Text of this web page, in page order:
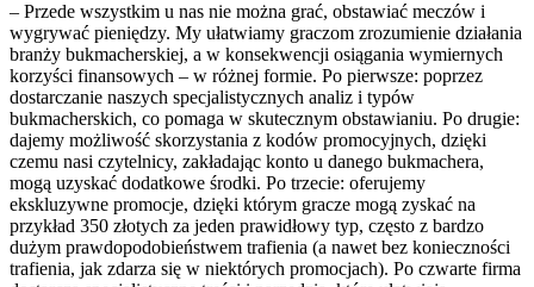
– Przede wszystkim u nas nie można grać, obstawiać meczów i
wygrywać pieniędzy. My ułatwiamy graczom zrozumienie działania
branży bukmacherskiej, a w konsekwencji osiągania wymiernych
korzyści finansowych – w różnej formie. Po pierwsze: poprzez
dostarczanie naszych specjalistycznych analiz i typów
bukmacherskich, co pomaga w skutecznym obstawianiu. Po drugie:
dajemy możliwość skorzystania z kodów promocyjnych, dzięki
czemu nasi czytelnicy, zakładając konto u danego bukmachera,
mogą uzyskać dodatkowe środki. Po trzecie: oferujemy
ekskluzywne promocje, dzięki którym gracze mogą zyskać na
przykład 350 złotych za jeden prawidłowy typ, często z bardzo
dużym prawdopodobieństwem trafienia (a nawet bez konieczności
trafienia, jak zdarza się w niektórych promocjach). Po czwarte firma